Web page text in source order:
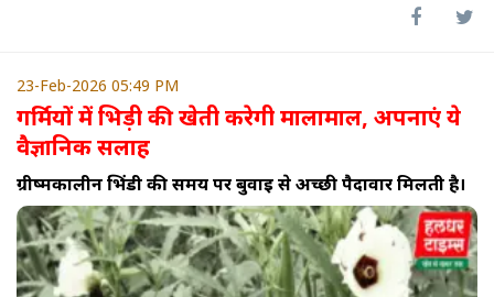
23-Feb-2026 05:49 PM
गर्मियों में भिड़ी की खेती करेगी मालामाल, अपनाएं ये
वैज्ञानिक सलाह
ग्रीष्मकालीन भिंडी की समय पर बुवाई से अच्छी पैदावार मिलती है।